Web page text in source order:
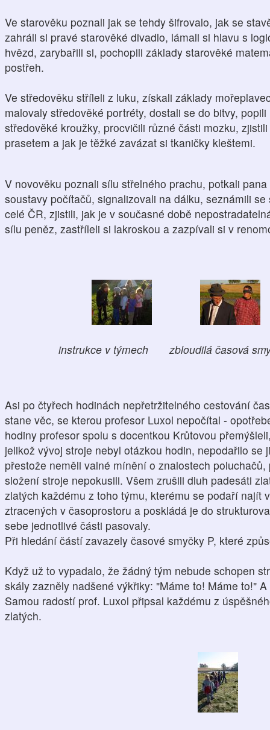
Ve starověku poznali jak se tehdy šifrovalo, jak se
zahráli si pravé starověké divadlo, lámali si hlavu s
hvězd, zarybařili si, pochopili základy starověké
postřeh.
Ve středověku stříleli z luku, získali základy
malovaly středověké portréty, dostali se do bitvy,
středověké kroužky, procvičili různé části mozku,
prasetem a jak je těžké zavázat si tkaničky kleštemi.
V novověku poznali sílu střelného prachu, potkali
soustavy počítačů, signalizovali na dálku, seznámili
celé ČR, zjistili, jak je v současné době
sílu peněz, zastříleli si lakroskou a zazpívali si v
instrukce v týmech zbloudilá časová
Asi po čtyřech hodinách nepřetržitelného cestování
stane věc, se kterou profesor Luxol nepočítal -
hodiny profesor spolu s docentkou Krůtovou
jelikož vývoj stroje nebyl otázkou hodin, nepodařilo
přestože neměli valné mínění o znalostech
složení stroje nepokusili. Všem zrušili dluh padesáti
zlatých každému z toho týmu, kterému se podaří najít
ztracených v časoprostoru a poskládá je do
sebe jednotlivé části pasovaly.
Při hledání částí zavazely časové smyčky P, které
Když už to vypadalo, že žádný tým nebude schopen
skály zazněly nadšené výkřiky: "Máme to! Máme to!"
Samou radostí prof. Luxol připsal každému z
zlatých.